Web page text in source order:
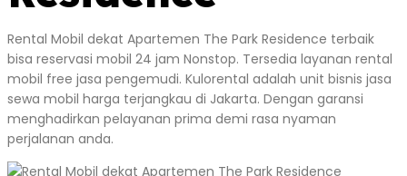
Rental Mobil dekat Apartemen The Park Residence terbaik
bisa reservasi mobil 24 jam Nonstop. Tersedia layanan rental
mobil free jasa pengemudi. Kulorental adalah unit bisnis jasa
sewa mobil harga terjangkau di Jakarta. Dengan garansi
menghadirkan pelayanan prima demi rasa nyaman
perjalanan anda.